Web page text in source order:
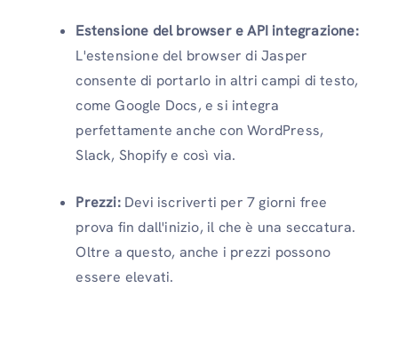
Estensione del browser e API integrazione:
L'estensione del browser di Jasper
consente di portarlo in altri campi di testo,
come Google Docs, e si integra
perfettamente anche con WordPress,
Slack, Shopify e così via.
Prezzi: Devi iscriverti per 7 giorni free
prova fin dall'inizio, il che è una seccatura.
Oltre a questo, anche i prezzi possono
essere elevati.